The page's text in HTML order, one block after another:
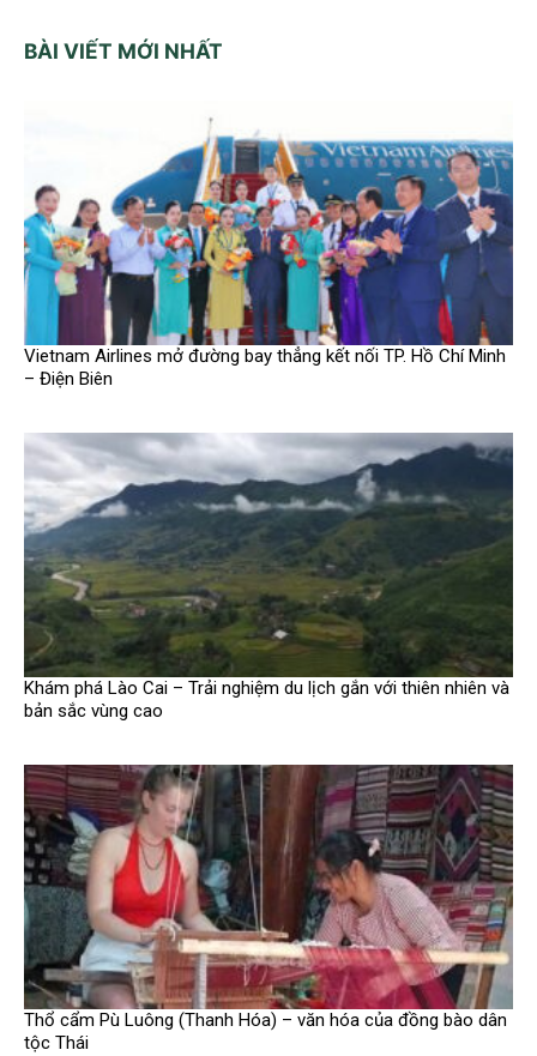
BÀI VIẾT MỚI NHẤT
Vietnam Airlines mở đường bay thẳng kết nối TP. Hồ Chí Minh
– Điện Biên
Khám phá Lào Cai – Trải nghiệm du lịch gắn với thiên nhiên và
bản sắc vùng cao
Thổ cẩm Pù Luông (Thanh Hóa) – văn hóa của đồng bào dân
tộc Thái